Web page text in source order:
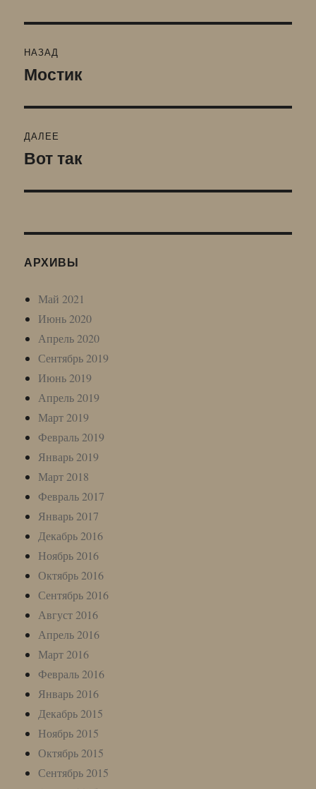
по
НАЗАД
Предыдущая
Мостик
ДАЛЕЕ
Следующая
Вот так
АРХИВЫ
Май 2021
Июнь 2020
Апрель 2020
Сентябрь 2019
Июнь 2019
Апрель 2019
Март 2019
Февраль 2019
Январь 2019
Март 2018
Февраль 2017
Январь 2017
Декабрь 2016
Ноябрь 2016
Октябрь 2016
Сентябрь 2016
Август 2016
Апрель 2016
Март 2016
Февраль 2016
Январь 2016
Декабрь 2015
Ноябрь 2015
Октябрь 2015
Сентябрь 2015